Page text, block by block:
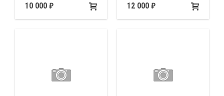
10 000 12 000